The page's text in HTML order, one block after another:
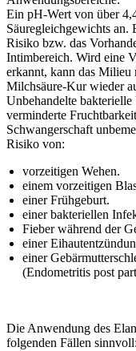
Ein pH-Wert von über
Säuregleichgewichts an.
Risiko bzw. das
Intimbereich. Wird eine
erkannt, kann das
Milchsäure-Kur wieder
Unbehandelte
verminderte
Schwangerschaft
Risiko von:
vorzeitigen Wehen.
einem vorzeitigen
einer Frühgeburt.
einer bakteriellen
Fieber während der
einer
einer
(Endometritis post
Die Anwendung des
folgenden Fällen sinnvoll: